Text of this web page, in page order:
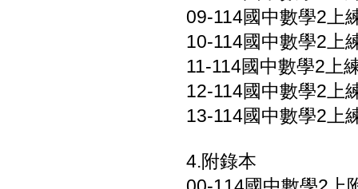
09-114國中數學2上
10-114國中數學2上
11-114國中數學2上
12-114國中數學2上
13-114國中數學2上
4.附錄本